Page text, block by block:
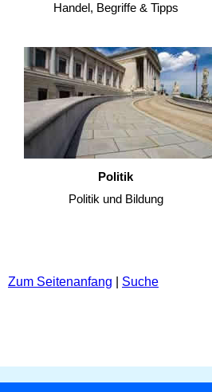
Handel, Begriffe & Tipps
Politik
Politik und Bildung
Zum Seitenanfang Suche